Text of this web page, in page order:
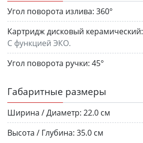
Угол поворота излива: 360°
Картридж дисковый керамический:
С функцией ЭКО.
Угол поворота ручки: 45°
Габаритные размеры
Ширина / Диаметр: 22.0 см
Высота / Глубина: 35.0 см